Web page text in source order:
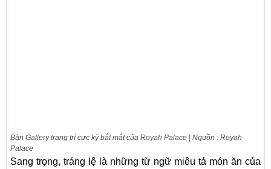
Bàn Gallery trang trí cực kỳ bắt mắt của Royah Palace | Nguồn : Royah
Palace
Sang trọng, tráng lệ là những từ ngữ miêu tả món ăn của